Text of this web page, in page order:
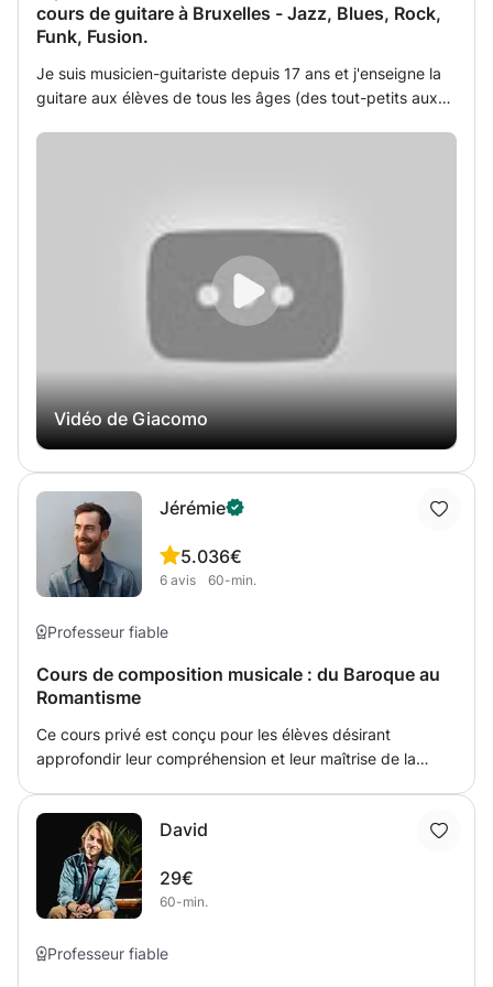
cours de guitare à Bruxelles - Jazz, Blues, Rock,
Funk, Fusion.
Je suis musicien-guitariste depuis 17 ans et j'enseigne la
guitare aux élèves de tous les âges (des tout-petits aux
conservatoire. I have been a musician and guitarist for 17
years, and I have been teaching the guitar to students of
all ages (from toddlers to adults) for the past 5 years. In
addition to the guitar, I have experience in ear training,
rhythmic solfège , and music theory, providing a
comprehensive training approach. I am also happy to
assist students in preparing for conservatory entrance
exams.
Vidéo de Giacomo
Jérémie
5.0
6 avis
36€
60-min.
Professeur fiable
Cours de composition musicale : du Baroque au
Romantisme
Ce cours privé est conçu pour les élèves désirant
approfondir leur compréhension et leur maîtrise de la
romantique. À la fin de ce cours, l'élève sera capable de :
- Écrire des compositions classiques respectant les règles
et les styles des époques baroque, classique et
romantique. - Enchaîner des accords de manière
spécifiques à chaque période musicale étudiée.
David
29€
60-min.
Professeur fiable